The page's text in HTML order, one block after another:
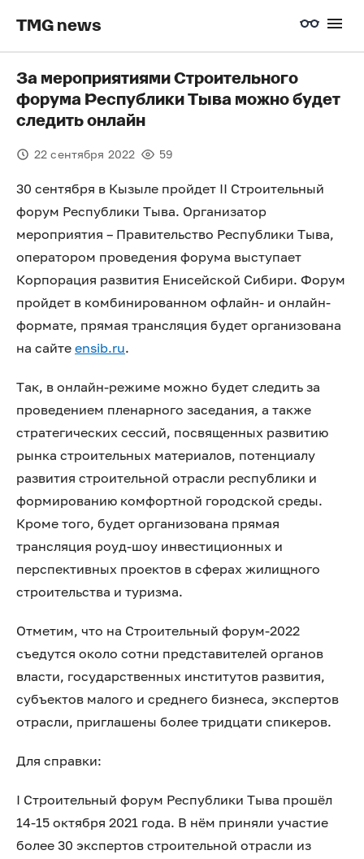
TMG news
За мероприятиями Строительного
форума Республики Тыва можно будет
следить онлайн
22 сентября 2022 59
30 сентября в Кызыле пройдет II Строительный
форум Республики Тыва. Организатор
мероприятия – Правительство Республики Тыва,
оператором проведения форума выступает
Корпорация развития Енисейской Сибири. Форум
пройдет в комбинированном офлайн- и онлайн-
формате, прямая трансляция будет организована
на сайте ensib.ru.
Так, в онлайн-режиме можно будет следить за
проведением пленарного заседания, а также
стратегических сессий, посвященных развитию
рынка строительных материалов, потенциалу
развития строительной отрасли республики и
формированию комфортной городской среды.
Кроме того, будет организована прямая
трансляция роуд-шоу инвестиционных и
перспективных проектов в сферах жилищного
строительства и туризма.
Отметим, что на Строительный форум-2022
съедутся около сотни представителей органов
власти, государственных институтов развития,
субъектов малого и среднего бизнеса, экспертов
отрасли, приглашены более тридцати спикеров.
Для справки:
I Строительный форум Республики Тыва прошёл
14-15 октября 2021 года. В нём приняли участие
более 30 экспертов строительной отрасли из